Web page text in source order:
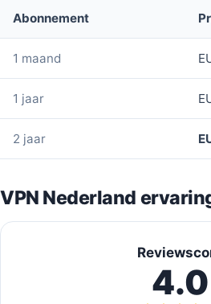
Abonnement
1 maand
1 jaar
2 jaar
VPN Nederland
4.0